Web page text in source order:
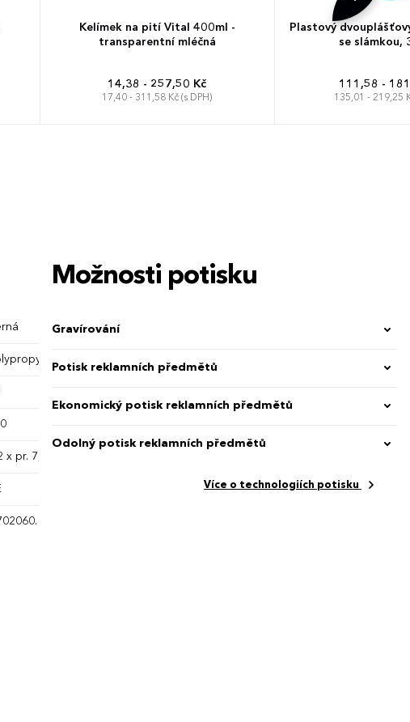
Kelímek na pití Vital 400ml -
transparentní mléčná
14,38 - 257,50 Kč
17,40 - 311,58 Kč (s DPH)
Plastový
se slámkou,
111,58 -
135,01 - 219,25
100 %
x pr. 7,9 cm
Možnosti potisku
Gravírování
Potisk reklamních předmětů
Ekonomický potisk reklamních předmětů
Odolný potisk reklamních předmětů
Více o technologiích potisku